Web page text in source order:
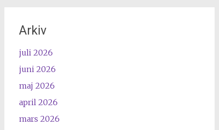
Arkiv
juli 2026
juni 2026
maj 2026
april 2026
mars 2026